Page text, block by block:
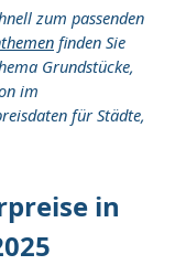
zum passenden
finden Sie
Grundstücke,
im
für Städte,
in